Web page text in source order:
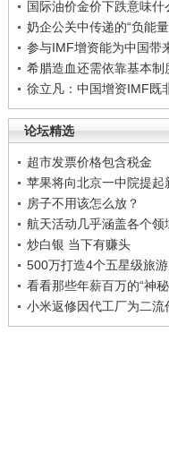
国际油价金价下跌意味什
奶企公关中传递的“负能量
参与IMF增资能为中国带
希腊造血还需依靠基本制
徐立凡：中国增资IMF既
论坛精选
超市发票价格包含税金
苹果将向北京一中院提起
房子不用该怎么放？
航天活动几乎涵盖各个领
炒白银 当下有赚头
500万打造4个五星级旅
看看那些年薪百万的“神
小米返修因代工厂为二流